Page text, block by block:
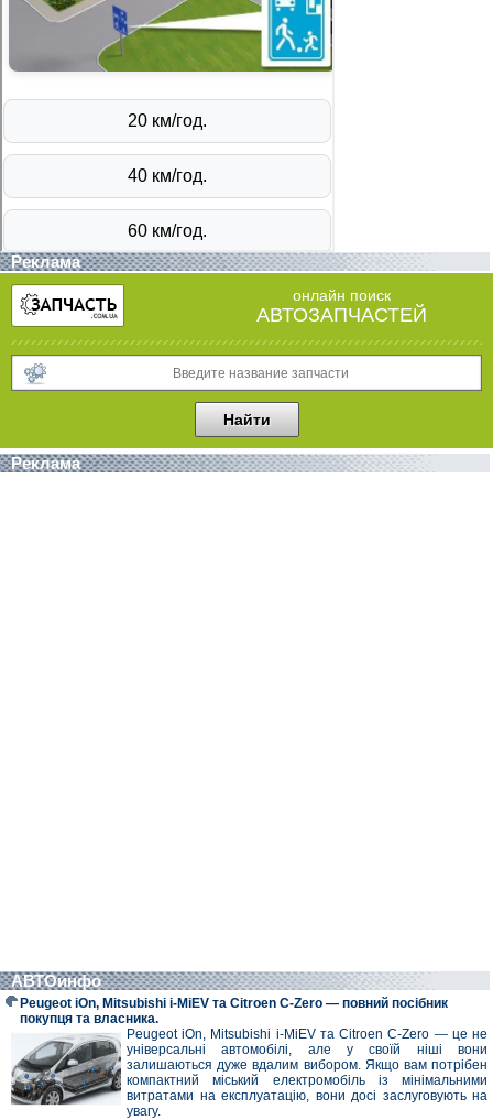
Реклама
онлайн поиск
АВТОЗАПЧАСТЕЙ
Реклама
АВТОинфо
Peugeot iOn, Mitsubishi i-MiEV та Citroen C-Zero — повний посібник
покупця та власника.
Peugeot iOn, Mitsubishi i-MiEV та Citroen C-Zero — це не
універсальні автомобілі, але у своїй ніші вони
залишаються дуже вдалим вибором. Якщо вам потрібен
компактний міський електромобіль із мінімальними
витратами на експлуатацію, вони досі заслуговують на
увагу.